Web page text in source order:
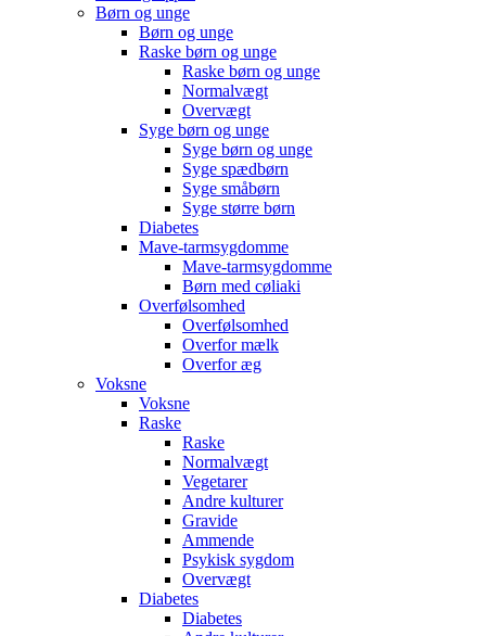
Børn og unge
Børn og unge
Raske børn og unge
Raske børn og unge
Normalvægt
Overvægt
Syge børn og unge
Syge børn og unge
Syge spædbørn
Syge småbørn
Syge større børn
Diabetes
Mave-tarmsygdomme
Mave-tarmsygdomme
Børn med cøliaki
Overfølsomhed
Overfølsomhed
Overfor mælk
Overfor æg
Voksne
Voksne
Raske
Raske
Normalvægt
Vegetarer
Andre kulturer
Gravide
Ammende
Psykisk sygdom
Overvægt
Diabetes
Diabetes